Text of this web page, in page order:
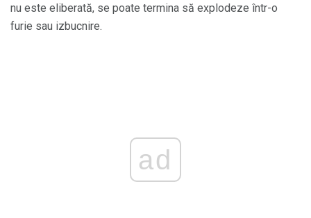
nu este eliberată, se poate termina să explodeze într-o
furie sau izbucnire.
ad